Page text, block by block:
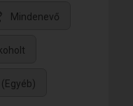
Mindenevő